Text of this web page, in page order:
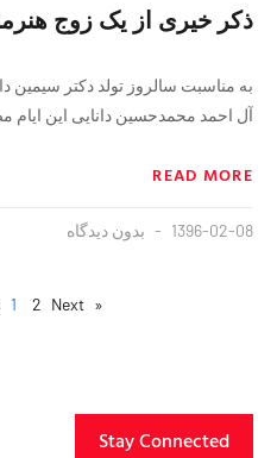
ذکر خیری از یک زوج
به مناسبت سالروز تولد دکتر سیمین
آل احمد محمدحسین دانایی این ایام
READ MORE
1396-02-08 بدون دیدگاه
« Previous
1 2 Next »
Stay Connected